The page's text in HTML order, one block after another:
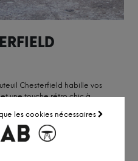
les cookies nécessaires
Chesterfield habille vos
une touche rétro chic à